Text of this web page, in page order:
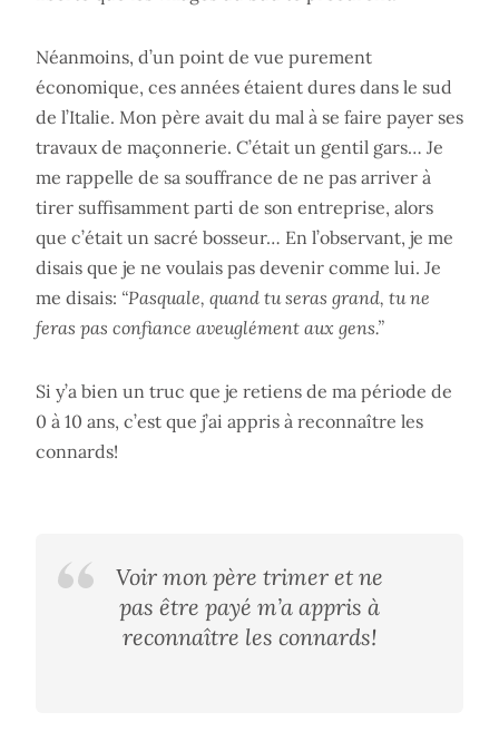
Néanmoins, d’un point de vue purement
économique, ces années étaient dures dans le sud
de l’Italie. Mon père avait du mal à se faire payer ses
travaux de maçonnerie. C’était un gentil gars… Je
me rappelle de sa souffrance de ne pas arriver à
tirer suffisamment parti de son entreprise, alors
que c’était un sacré bosseur… En l’observant, je me
disais que je ne voulais pas devenir comme lui. Je
me disais: “Pasquale, quand tu seras grand, tu ne
feras pas confiance aveuglément aux gens.”
Si y’a bien un truc que je retiens de ma période de
0 à 10 ans, c’est que j’ai appris à reconnaître les
connards!
Voir mon père trimer et ne
pas être payé m’a appris à
reconnaître les connards!